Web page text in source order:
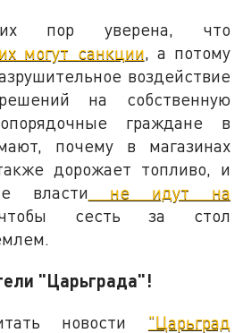
пор уверена, что
могут санкции, а потому
воздействие
на собственную
граждане в
почему в магазинах
дорожает топливо, и
власти не идут на
сесть за стол
"Царьграда"!
новости "Царьград